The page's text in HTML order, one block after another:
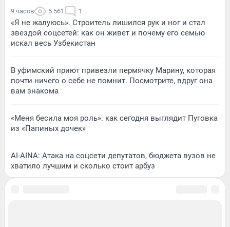
9 часов 5 561 1
«Я не жалуюсь». Строитель лишился рук и ног и стал
звездой соцсетей: как он живет и почему его семью
искал весь Узбекистан
В уфимский приют привезли пермячку Марину, которая
почти ничего о себе не помнит. Посмотрите, вдруг она
вам знакома
«Меня бесила моя роль»: как сегодня выглядит Пуговка
из «Папиных дочек»
AI-AINA: Атака на соцсети депутатов, бюджета вузов не
хватило лучшим и сколько стоит арбуз